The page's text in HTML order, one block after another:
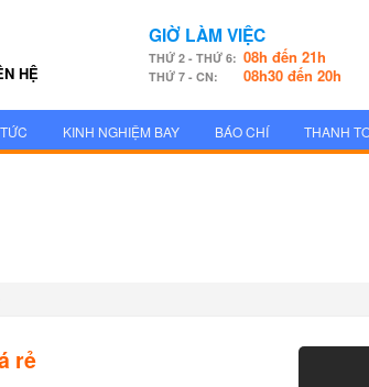
HỆ
GIỜ LÀM VIỆC
THỨ 2 - THỨ 6:08h đến 21h
THỨ 7 - CN: 08h30 đến 20h
KINH NGHIỆM BAY BÁO CHÍ THANH
rẻ